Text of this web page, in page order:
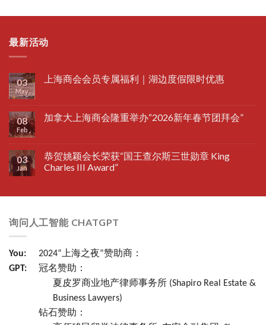
left
blank
最新活动
03
May
上海商会会员专属福利｜湖边度假限时优惠
08
Feb
加拿大上海商会隆重举办“2026新年春节团拜会”
03
Jan
恭贺姚颖会长荣获“国王查尔斯三世勋章 King
Charles III Award”
询问人工智能 CHATGPT
You:
2024“上海之夜”赞助商：
GPT:
冠名赞助：
夏皮罗商业地产律师事务所 (Shapiro Real Estate &
Business Lawyers)
钻石赞助：